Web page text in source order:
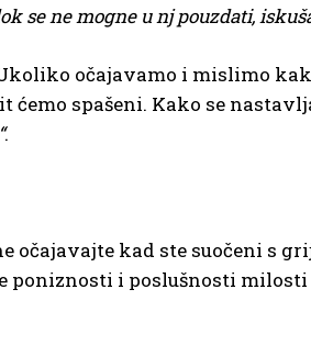
se ne mogne u nj pouzdati,
očajavamo i mislimo
ćemo spašeni. Kako se
.
kad ste suočeni s
poniznosti i poslušnosti